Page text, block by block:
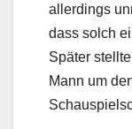
allerdings
dass solch
Später
Mann um